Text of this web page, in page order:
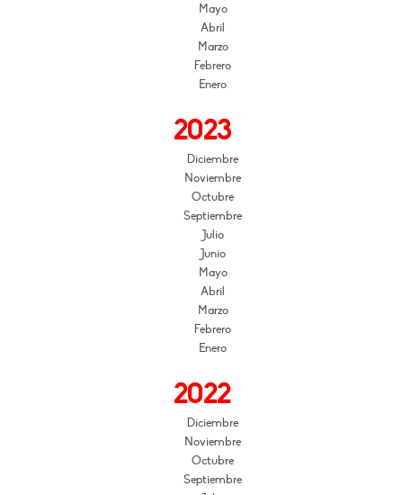
Mayo
Abril
Marzo
Febrero
Enero
2023
Diciembre
Noviembre
Octubre
Septiembre
Julio
Junio
Mayo
Abril
Marzo
Febrero
Enero
2022
Diciembre
Noviembre
Octubre
Septiembre